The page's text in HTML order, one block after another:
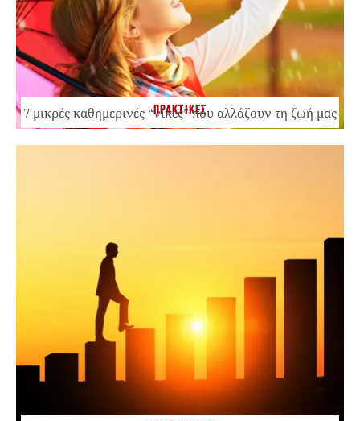
ΠΡΑΚΤΙΚΕΣ
7 μικρές καθημερινές “νίκες” που αλλάζουν τη ζωή μας